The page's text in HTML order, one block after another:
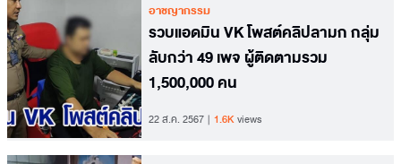
อาชญากรรม
รวบแอดมิน VK โพสต์คลิปลามก กลุ่ม
ลับกว่า 49 เพจ ผู้ติดตามรวม
1,500,000 คน
22 ส.ค. 2567 1.6Kviews